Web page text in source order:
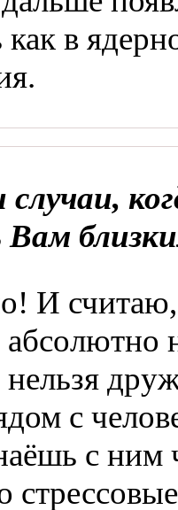
в
И считаю,
нельзя
с
с ним